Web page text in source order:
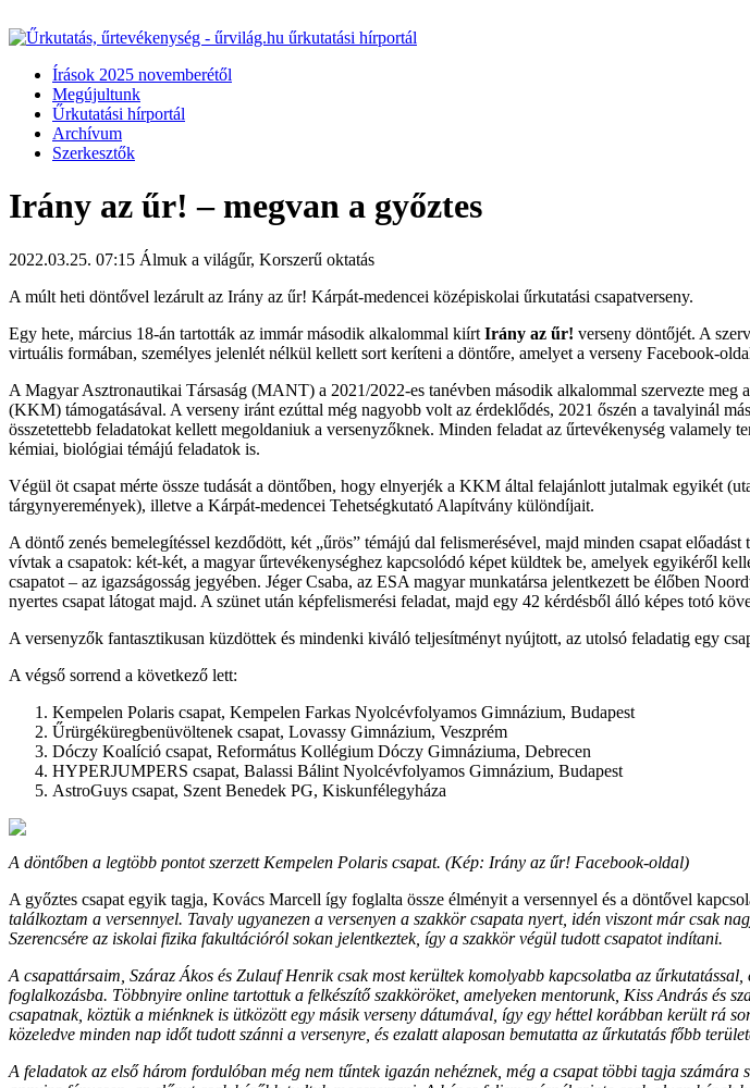
Írások 2025 novemberétől
Megújultunk
Űrkutatási hírportál
Archívum
Szerkesztők
Irány az űr! – megvan a győztes
2022.03.25. 07:15 Álmuk a világűr, Korszerű oktatás
A múlt heti döntővel lezárult az Irány az űr! Kárpát-medencei középiskolai űrkutatási csapatverseny.
Egy hete, március 18-án tartották az immár második alkalommal kiírt Irány az űr! verseny döntőjét. A
virtuális formában, személyes jelenlét nélkül kellett sort keríteni a döntőre, amelyet a verseny Facebook-
A Magyar Asztronautikai Társaság (MANT) a 2021/2022-es tanévben második alkalommal szervezte
(KKM) támogatásával. A verseny iránt ezúttal még nagyobb volt az érdeklődés, 2021 őszén a tavalyinál
összetettebb feladatokat kellett megoldaniuk a versenyzőknek. Minden feladat az űrtevékenység valamely
kémiai, biológiai témájú feladatok is.
Végül öt csapat mérte össze tudását a döntőben, hogy elnyerjék a KKM által felajánlott jutalmak egyikét
tárgynyeremények), illetve a Kárpát-medencei Tehetségkutató Alapítvány különdíjait.
A döntő zenés bemelegítéssel kezdődött, két „űrös” témájú dal felismerésével, majd minden csapat
vívtak a csapatok: két-két, a magyar űrtevékenységhez kapcsolódó képet küldtek be, amelyek egyikéről
csapatot – az igazságosság jegyében. Jéger Csaba, az ESA magyar munkatársa jelentkezett be élőben
nyertes csapat látogat majd. A szünet után képfelismerési feladat, majd egy 42 kérdésből álló képes totó
A versenyzők fantasztikusan küzdöttek és mindenki kiváló teljesítményt nyújtott, az utolsó feladatig egy
A végső sorrend a következő lett:
Kempelen Polaris csapat, Kempelen Farkas Nyolcévfolyamos Gimnázium, Budapest
Űrürgéküregbenüvöltenek csapat, Lovassy Gimnázium, Veszprém
Dóczy Koalíció csapat, Református Kollégium Dóczy Gimnáziuma, Debrecen
HYPERJUMPERS csapat, Balassi Bálint Nyolcévfolyamos Gimnázium, Budapest
AstroGuys csapat, Szent Benedek PG, Kiskunfélegyháza
A döntőben a legtöbb pontot szerzett Kempelen Polaris csapat. (Kép: Irány az űr! Facebook-oldal)
A győztes csapat egyik tagja, Kovács Marcell így foglalta össze élményit a versennyel és a döntővel
találkoztam a versennyel. Tavaly ugyanezen a versenyen a szakkör csapata nyert, idén viszont már csak
Szerencsére az iskolai fizika fakultációról sokan jelentkeztek, így a szakkör végül tudott csapatot indítani.
A csapattársaim, Száraz Ákos és Zulauf Henrik csak most kerültek komolyabb kapcsolatba az
foglalkozásba. Többnyire online tartottuk a felkészítő szakköröket, amelyeken mentorunk, Kiss András és
csapatnak, köztük a miénknek is ütközött egy másik verseny dátumával, így egy héttel korábban került rá
közeledve minden nap időt tudott szánni a versenyre, és ezalatt alaposan bemutatta az űrkutatás főbb
A feladatok az első három fordulóban még nem tűntek igazán nehéznek, még a csapat többi tagja